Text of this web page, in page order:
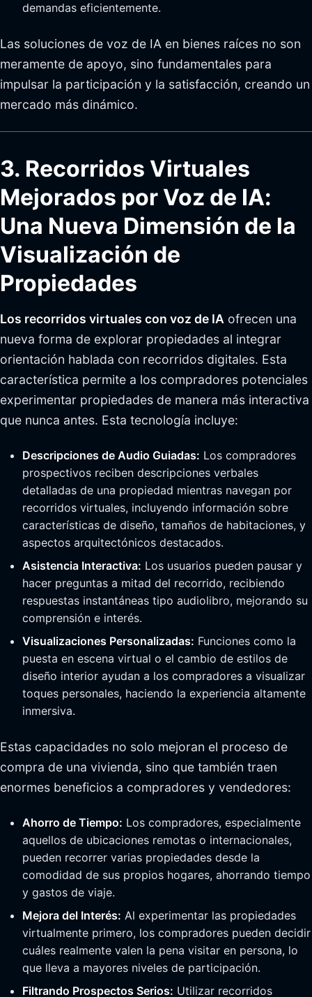
demandas eficientemente.
Las soluciones de voz de IA en bienes raíces no son
meramente de apoyo, sino fundamentales para
impulsar la participación y la satisfacción, creando un
mercado más dinámico.
3. Recorridos Virtuales
Mejorados por Voz de IA:
Una Nueva Dimensión de la
Visualización de
Propiedades
Los recorridos virtuales con voz de IA ofrecen una
nueva forma de explorar propiedades al integrar
orientación hablada con recorridos digitales. Esta
característica permite a los compradores potenciales
experimentar propiedades de manera más interactiva
que nunca antes. Esta tecnología incluye:
Descripciones de Audio Guiadas: Los compradores
prospectivos reciben descripciones verbales
detalladas de una propiedad mientras navegan por
recorridos virtuales, incluyendo información sobre
características de diseño, tamaños de habitaciones, y
aspectos arquitectónicos destacados.
Asistencia Interactiva: Los usuarios pueden pausar y
hacer preguntas a mitad del recorrido, recibiendo
respuestas instantáneas tipo audiolibro, mejorando su
comprensión e interés.
Visualizaciones Personalizadas: Funciones como la
puesta en escena virtual o el cambio de estilos de
diseño interior ayudan a los compradores a visualizar
toques personales, haciendo la experiencia altamente
inmersiva.
Estas capacidades no solo mejoran el proceso de
compra de una vivienda, sino que también traen
enormes beneficios a compradores y vendedores:
Ahorro de Tiempo: Los compradores, especialmente
aquellos de ubicaciones remotas o internacionales,
pueden recorrer varias propiedades desde la
comodidad de sus propios hogares, ahorrando tiempo
y gastos de viaje.
Mejora del Interés: Al experimentar las propiedades
virtualmente primero, los compradores pueden decidir
cuáles realmente valen la pena visitar en persona, lo
que lleva a mayores niveles de participación.
Filtrando Prospectos Serios: Utilizar recorridos